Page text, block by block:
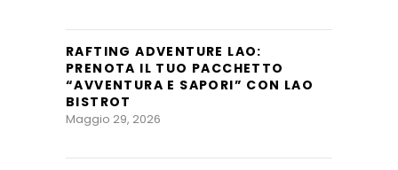
RAFTING ADVENTURE LAO:
PRENOTA IL TUO PACCHETTO
“AVVENTURA E SAPORI” CON LAO
BISTROT
Maggio 29, 2026